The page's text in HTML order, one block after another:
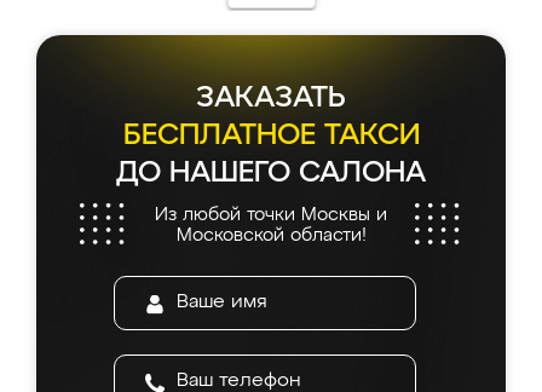
ЗАКАЗАТЬ
БЕСПЛАТНОЕ ТАКСИ
ДО НАШЕГО САЛОНА
Из любой точки Москвы и
Московской области!